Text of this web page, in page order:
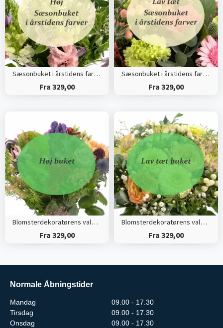
Sæsonbuket i årstidens farver (Høj)
Fra 329,00
Sæsonbuket i årstidens farver (Tæt)
Fra 329,00
Blomsterdekoratørens valg (Høj)
Fra 329,00
Blomsterdekoratørens valg (Tæt)
Fra 329,00
Normale Åbningstider
Mandag
09.00 - 17.30
Tirsdag
09.00 - 17.30
Onsdag
09.00 - 17.30